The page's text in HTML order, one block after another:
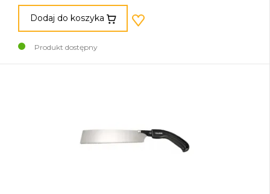
Dodaj do koszyka
Produkt dostępny